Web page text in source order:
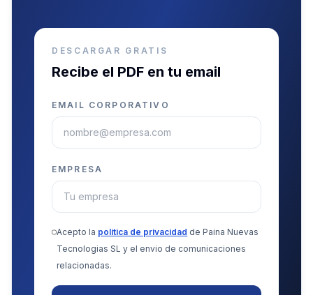
DESCARGAR GRATIS
Recibe el PDF en tu email
EMAIL CORPORATIVO
EMPRESA
Acepto la politica de privacidad de Paina Nuevas
Tecnologias SL y el envio de comunicaciones
relacionadas.